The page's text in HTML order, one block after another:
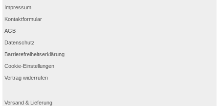
Impressum
Kontaktformular
AGB
Datenschutz
Barrierefreiheitserklärung
Cookie-Einstellungen
Vertrag widerrufen
Versand & Lieferung